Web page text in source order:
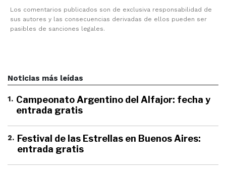
Los comentarios publicados son de exclusiva responsabilidad de
sus autores y las consecuencias derivadas de ellos pueden ser
pasibles de sanciones legales.
Noticias más leídas
1. Campeonato Argentino del Alfajor: fecha y
entrada gratis
2. Festival de las Estrellas en Buenos Aires:
entrada gratis